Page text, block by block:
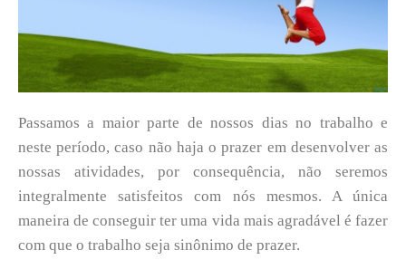
Passamos a maior parte de nossos dias no trabalho e
neste período, caso não haja o prazer em desenvolver as
nossas atividades, por consequência, não seremos
integralmente satisfeitos com nós mesmos. A única
maneira de conseguir ter uma vida mais agradável é fazer
com que o trabalho seja sinônimo de prazer.